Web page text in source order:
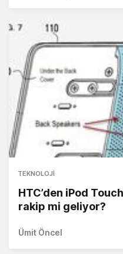
TEKNOLOJI
HTC’den iPod
rakip mi geliyor?
Ümit Öncel